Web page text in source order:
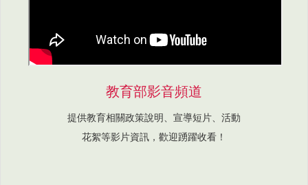
教育部影音頻道
提供教育相關政策說明、宣導短片、活動
花絮等影片資訊，歡迎踴躍收看！